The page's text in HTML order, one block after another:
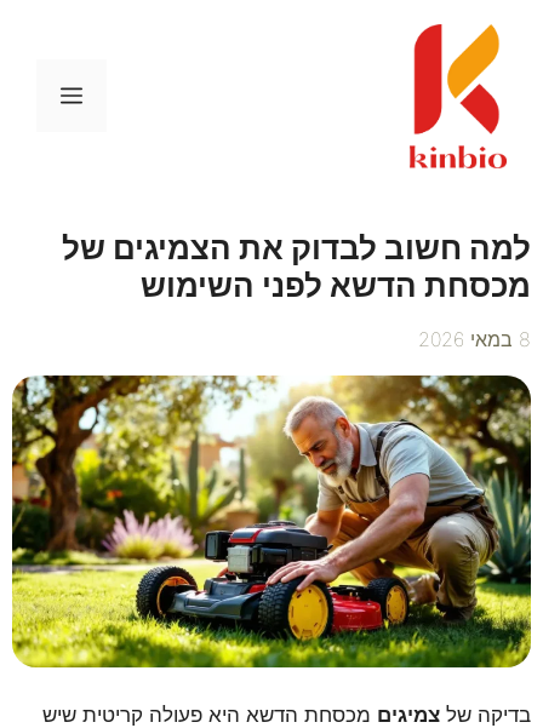
לתוכן
תפריט
למה חשוב לבדוק את הצמיגים של
מכסחת הדשא לפני השימוש
8 במאי 2026
בדיקה של צמיגים מכסחת הדשא היא פעולה קריטית שיש